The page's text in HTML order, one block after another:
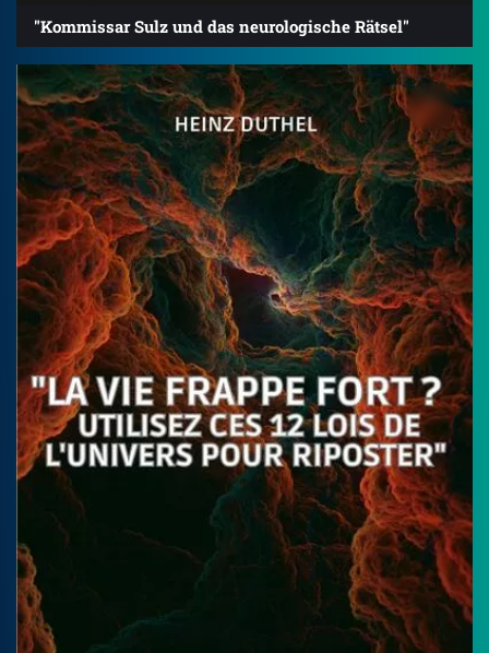
"Kommissar Sulz und das neurologische Rätsel"